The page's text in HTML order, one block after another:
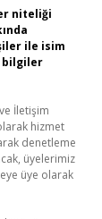
niteliği
ile isim
bilgiler
İletişim
hizmet
denetleme
üyelerimiz
üye olarak